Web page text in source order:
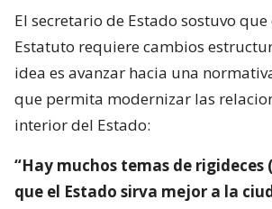
El secretario de Estado sostuvo
Estatuto requiere cambios
idea es avanzar hacia una
que permita modernizar las
interior del Estado:
“Hay muchos temas de rigideces
que el Estado sirva mejor a la